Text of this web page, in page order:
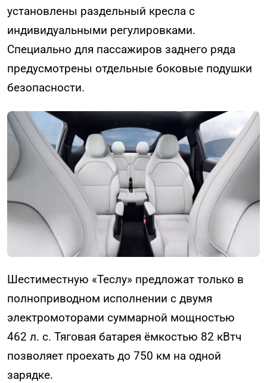
установлены раздельный кресла с
индивидуальными регулировками.
Специально для пассажиров заднего ряда
предусмотрены отдельные боковые подушки
безопасности.
Шестиместную «Теслу» предложат только в
полноприводном исполнении с двумя
электромоторами суммарной мощностью
462 л. с. Тяговая батарея ёмкостью 82 кВтч
позволяет проехать до 750 км на одной
зарядке.